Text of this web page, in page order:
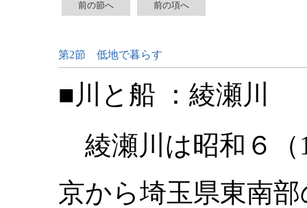
前の節へ 前の項へ
第2節 低地で暮らす
■川と船 ：綾瀬川
綾瀬川は昭和６（
京から埼玉県東南